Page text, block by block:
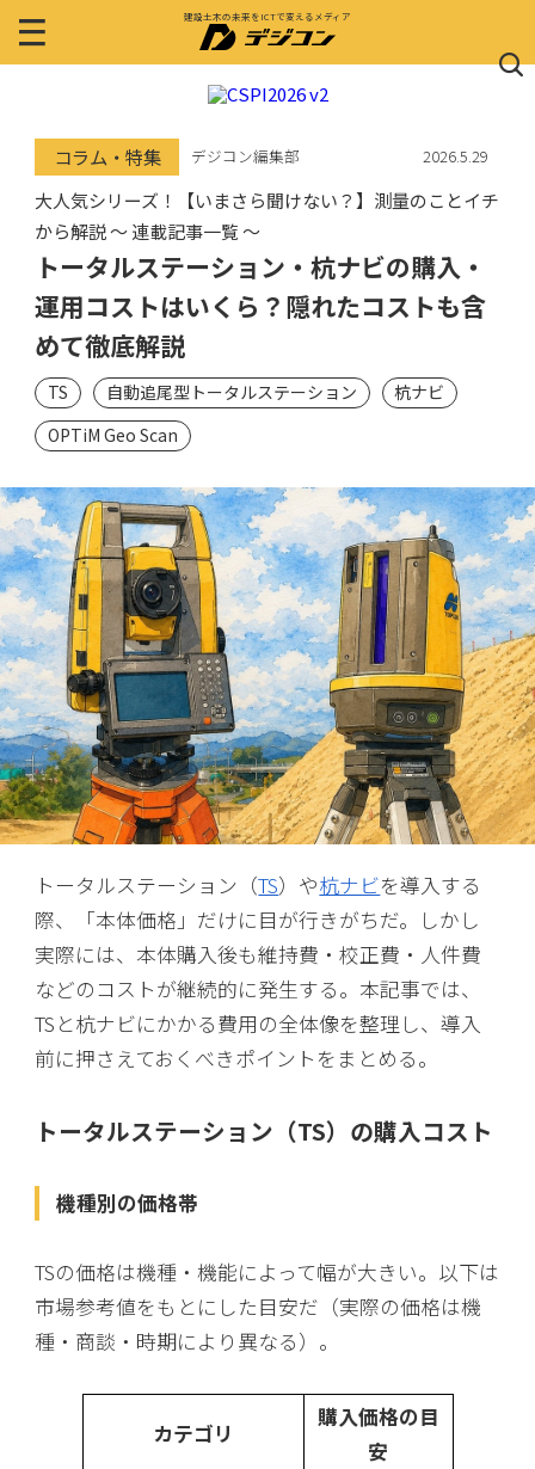
建設土木の未来をICTで変えるメディア
コラム・特集 デジコン編集部 2026.5.29
大人気シリーズ！【いまさら聞けない？】測量のことイチ
から解説 〜 連載記事一覧 〜
トータルステーション・杭ナビの購入・
運用コストはいくら？隠れたコストも含
めて徹底解説
TS 自動追尾型トータルステーション
杭ナビ
OPTiM Geo Scan
トータルステーション（TS）や杭ナビを導入する
際、「本体価格」だけに目が行きがちだ。しかし
実際には、本体購入後も維持費・校正費・人件費
などのコストが継続的に発生する。本記事では、
TSと杭ナビにかかる費用の全体像を整理し、導入
前に押さえておくべきポイントをまとめる。
トータルステーション（TS）の購入コスト
機種別の価格帯
TSの価格は機種・機能によって幅が大きい。以下は
市場参考値をもとにした目安だ（実際の価格は機
種・商談・時期により異なる）。
カテゴリ
購入価格の目
安